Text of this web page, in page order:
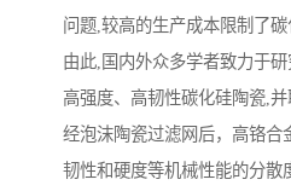
问题,较高的生产成本限制了碳
由此,国内外众多学者致力于
高强度、高韧性碳化硅陶瓷,并
经泡沫陶瓷过滤网后，高铬合
韧性和硬度等机械性能的分